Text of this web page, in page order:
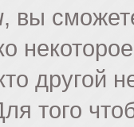
, вы
другой
того